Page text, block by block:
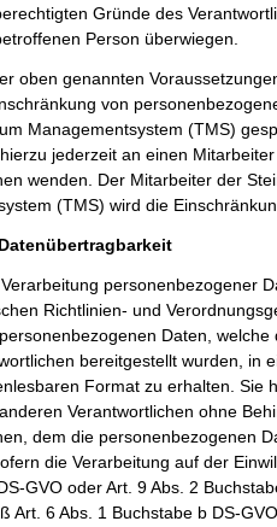
Gründe des
Person überwiegen.
oben genannten
von
Managementsystem (TMS)
jederzeit an einen
wenden. Der Mitarbeiter der
(TMS) wird die
personenbezogener
Richtlinien- und
Daten,
bereitgestellt wurden, in
Format zu erhalten. Sie
Verantwortlichen ohne
dem die personenbezogenen
die Verarbeitung auf der
GVO oder Art. 9 Abs. 2
Art. 6 Abs. 1 Buchstabe b DS-